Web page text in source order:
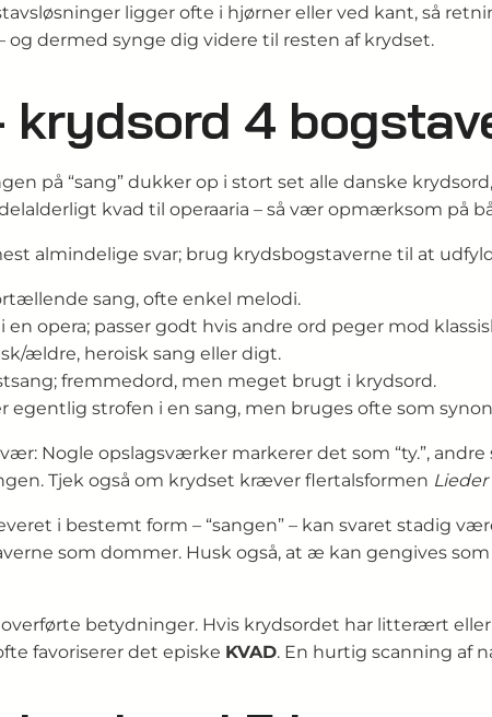
ligger ofte i hjørner eller ved kant, så
og dermed synge dig videre til resten af krydset.
krydsord 4
på “sang” dukker op i stort set alle danske
kvad til operaaria – så vær opmærksom på
almindelige svar; brug krydsbogstaverne til at
sang, ofte enkel melodi.
en opera; passer godt hvis andre ord peger mod
ældre, heroisk sang eller digt.
fremmedord, men meget brugt i krydsord.
egentlig strofen i en sang, men bruges ofte som
Nogle opslagsværker markerer det som “ty.”, andre
Tjek også om krydset kræver flertalsformen Lieder
i bestemt form – “sangen” – kan svaret stadig
som dommer. Husk også, at æ kan gengives som
betydninger. Hvis krydsordet har litterært
favoriserer det episke KVAD. En hurtig scanning af